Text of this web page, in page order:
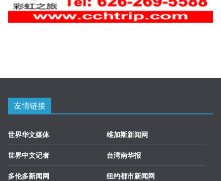
友情链接
世界华文媒体
世界中文记者
多伦多新闻网
维加斯新闻网
台湾南华报
纽约都市新闻网